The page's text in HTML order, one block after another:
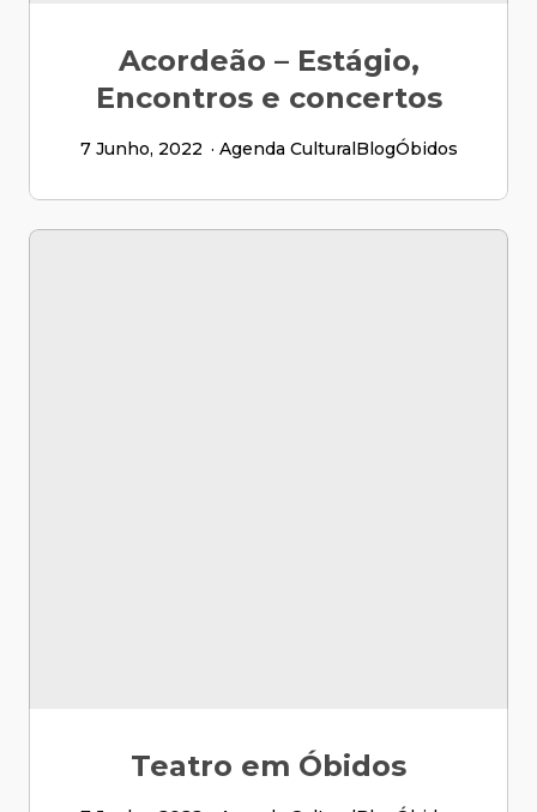
Acordeão – Estágio,
Encontros e concertos
7 Junho, 2022 Agenda CulturalBlogÓbidos
Teatro em Óbidos